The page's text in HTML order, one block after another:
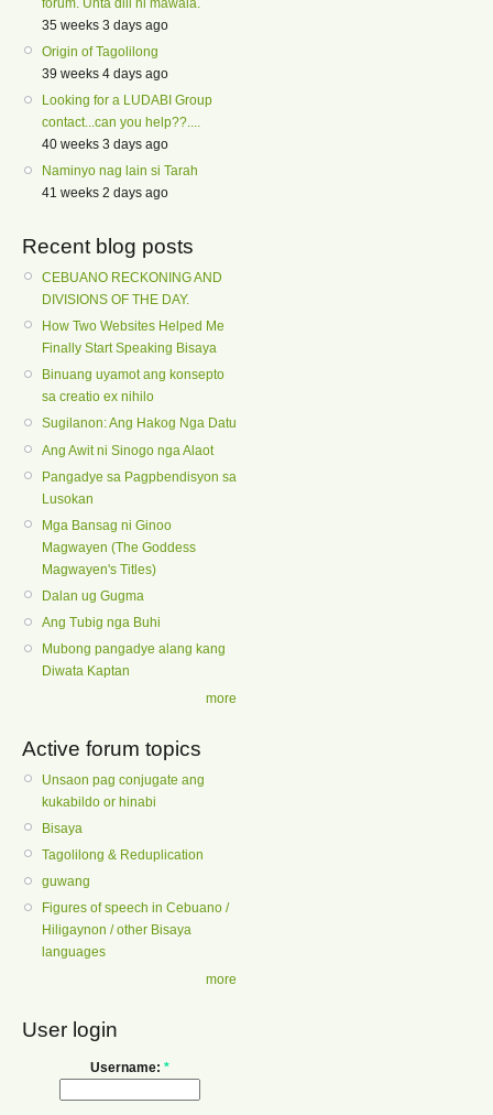
forum. Unta dili ni mawala.
35 weeks 3 days ago
Origin of Tagolilong
39 weeks 4 days ago
Looking for a LUDABI Group
contact...can you help??....
40 weeks 3 days ago
Naminyo nag lain si Tarah
41 weeks 2 days ago
Recent blog posts
CEBUANO RECKONING AND
DIVISIONS OF THE DAY.
How Two Websites Helped Me
Finally Start Speaking Bisaya
Binuang uyamot ang konsepto
sa creatio ex nihilo
Sugilanon: Ang Hakog Nga Datu
Ang Awit ni Sinogo nga Alaot
Pangadye sa Pagpbendisyon sa
Lusokan
Mga Bansag ni Ginoo
Magwayen (The Goddess
Magwayen's Titles)
Dalan ug Gugma
Ang Tubig nga Buhi
Mubong pangadye alang kang
Diwata Kaptan
more
Active forum topics
Unsaon pag conjugate ang
kukabildo or hinabi
Bisaya
Tagolilong & Reduplication
guwang
Figures of speech in Cebuano /
Hiligaynon / other Bisaya
languages
more
User login
Username: *